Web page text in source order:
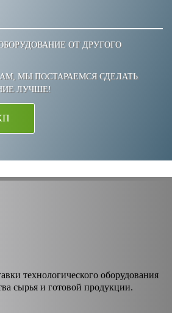
ОТ ДРУГОГО
МЫ ПОСТАРАЕМСЯ СДЕЛАТЬ
ЛУЧШЕ!
технологического оборудования
сырья и готовой продукции.